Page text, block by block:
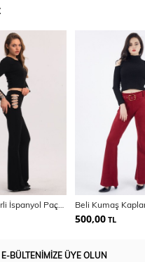
500,00 TL
BÜLTENİMİZE ÜYE OLUN